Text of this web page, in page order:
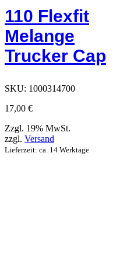
die
auf
ausgewählt
werden
110 Flexfit
Melange
Trucker Cap
SKU: 1000314700
17,00 €
Zzgl. 19% MwSt.
zzgl. Versand
Lieferzeit: ca. 14 Werktage